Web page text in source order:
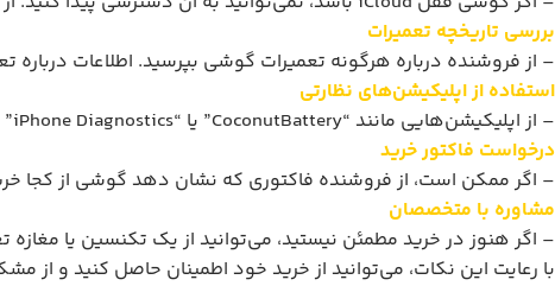
بررسی تاریخچه تعمیرات
– از فروشنده درباره هرگونه تعمیرات گوشی بپرسید. اطلاعات
استفاده از اپلیکیشن‌های نظارتی
– از اپلیکیشن‌هایی مانند “CoconutBattery” یا “iPhone Diagnostics” برای بررسی سلامت باتری و دیگر اجزای داخلی گوشی استفاده کنید.
درخواست فاکتور خرید
– اگر ممکن است، از فروشنده فاکتوری که نشان دهد گوشی از کجا
مشاوره با متخصصان
– اگر هنوز در خرید مطمئن نیستید، می‌توانید از یک تکنسین یا
با رعایت این نکات، می‌توانید از خرید خود اطمینان حاصل کنید و از